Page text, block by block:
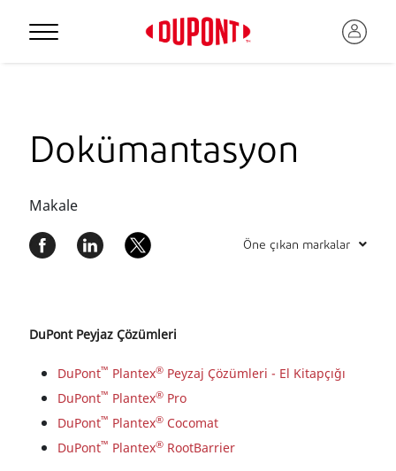
Dokümantasyon
Makale
Öne çıkan markalar
DuPont Peyjaz Çözümleri
DuPont™ Plantex® Peyzaj Çözümleri - El Kitapçığı
DuPont™ Plantex® Pro
DuPont™ Plantex® Cocomat
DuPont™ Plantex® RootBarrier